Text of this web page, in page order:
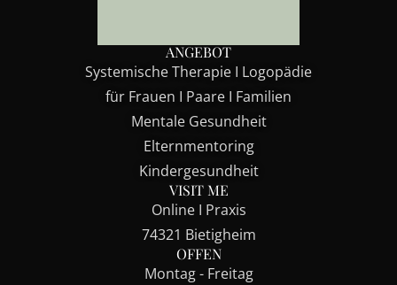
ANGEBOT
Systemische Therapie I Logopädie
für Frauen I Paare I Familien
Mentale Gesundheit
Elternmentoring
Kindergesundheit
VISIT ME
Online I Praxis
74321 Bietigheim
OFFEN
Montag - Freitag